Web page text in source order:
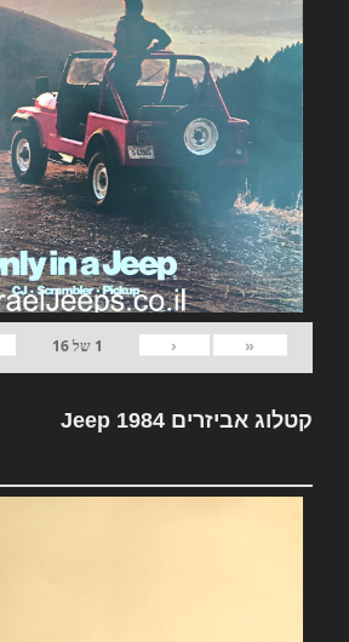
«
‹
1 של16
קטלוג אביזרים Jeep 1984